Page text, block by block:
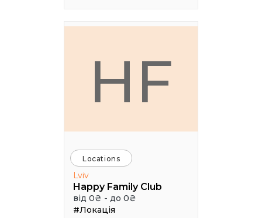
HF
Locations
Lviv
Happy Family Club
від 0₴ - до 0₴
#Локація